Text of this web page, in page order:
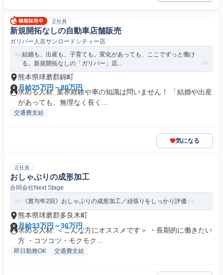
正社員
新規開拓なしの自動車店舗販売
ガリバー人吉サンロードシティー店
結婚も、出産も、子育ても。変化があっても、ここでずっと働け
る。新規開拓なしの「ガリバー」店...
熊本県球磨郡錦町
月給25万円～80万円
求める人材: 業界経験や車の知識は問いません！ 「結婚や出産
があっても、無理なく長く...
交通費支給
気になる
正社員
おしゃぶりの成形加工
合同会社Next Stage
《賞与年2回》おしゃぶりの成形加工／頑張りをしっかり評価
熊本県球磨郡多良木町
月給33万円～36万円
求める人材: ＜こんな方にオススメです＞ ・長期的に働きたい
方 ・コツコツ・モクモク...
即日勤務OK 交通費支給